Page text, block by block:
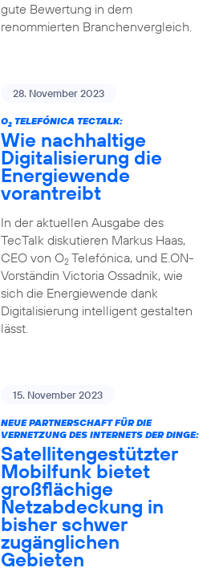
gute Bewertung in dem
renommierten Branchenvergleich.
28. November 2023
O2TELEFÓNICA TECTALK:
Wie nachhaltige
Digitalisierung die
Energiewende
vorantreibt
In der aktuellen Ausgabe des
TecTalk diskutieren Markus Haas,
CEO von O2Telefónica, und E.ON-
Vorständin Victoria Ossadnik, wie
sich die Energiewende dank
Digitalisierung intelligent gestalten
lässt.
15. November 2023
NEUE PARTNERSCHAFT FÜR DIE
VERNETZUNG DES INTERNETS DER DINGE:
Satellitengestützter
Mobilfunk bietet
großflächige
Netzabdeckung in
bisher schwer
zugänglichen
Gebieten